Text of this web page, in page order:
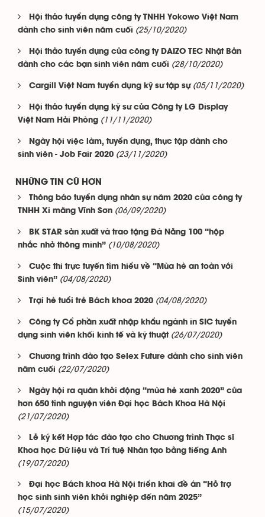
Hội thảo tuyển dụng công ty TNHH Yokowo Việt Nam
dành cho sinh viên năm cuối (25/10/2020)
Hội thảo tuyển dụng của công ty DAIZO TEC Nhật Bản
dành cho các bạn sinh viên năm cuối (28/10/2020)
Cargill Việt Nam tuyển dụng kỹ sư tập sự (05/11/2020)
Hội thảo tuyển dụng kỹ sư của Công ty LG Display
Việt Nam Hải Phòng (11/11/2020)
Ngày hội việc làm, tuyển dụng, thực tập dành cho
sinh viên - Job Fair 2020 (23/11/2020)
NHỮNG TIN CŨ HƠN
Thông báo tuyển dụng nhân sự năm 2020 của công ty
TNHH Xi măng Vĩnh Sơn (06/09/2020)
BK STAR sản xuất và trao tặng Đà Nẵng 100 “hộp
nhắc nhở thông minh” (10/08/2020)
Cuộc thi trực tuyến tìm hiểu về “Mùa hè an toàn với
Sinh viên” (04/08/2020)
Trại hè tuổi trẻ Bách khoa 2020 (04/08/2020)
Công ty Cổ phần xuất nhập khẩu ngành in SIC tuyển
dụng sinh viên khối kinh tế và kỹ thuật (26/07/2020)
Chương trình đào tạo Selex Future dành cho sinh viên
năm cuối (22/07/2020)
Ngày hội ra quân khởi động “mùa hè xanh 2020” của
hơn 650 tình nguyện viên Đại học Bách Khoa Hà Nội
(21/07/2020)
Lễ ký kết Hợp tác đào tạo cho Chương trình Thạc sĩ
Khoa học Dữ liệu và Trí tuệ Nhân tạo bằng tiếng Anh
(19/07/2020)
Đại học Bách khoa Hà Nội triển khai đề án “Hỗ trợ
học sinh sinh viên khởi nghiệp đến năm 2025”
(15/07/2020)